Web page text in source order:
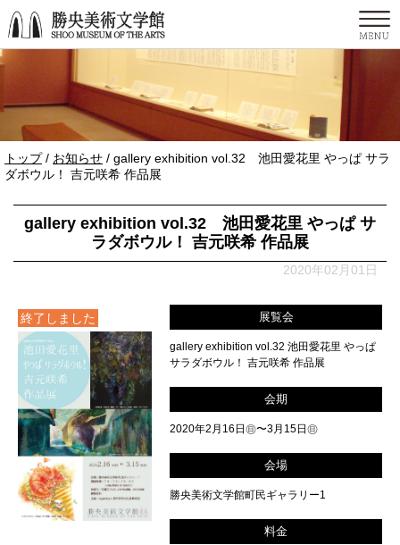
このページの本文へ
現
在
位
置：
トップ/ お知らせ / gallery exhibition vol.32 池田愛花里 やっぱ サラ
ダボウル！ 吉元咲希 作品展
gallery exhibition vol.32 池田愛花里 やっぱ サ
ラダボウル！ 吉元咲希 作品展
2020年02月01日
終了しました 展覧会
gallery exhibition vol.32 池田愛花里 やっぱ
サラダボウル！ 吉元咲希 作品展
会期
2020年2月16日㊐〜3月15日㊐
会場
勝央美術文学館町民ギャラリー1
料金